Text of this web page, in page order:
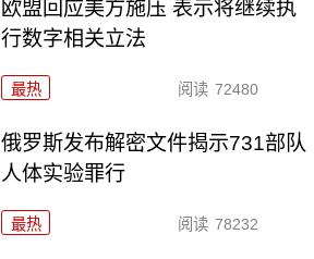
欧盟回应美方施压 表示将继续执
行数字相关立法
最热 阅读 72480
俄罗斯发布解密文件揭示731部队
人体实验罪行
最热 阅读 78232